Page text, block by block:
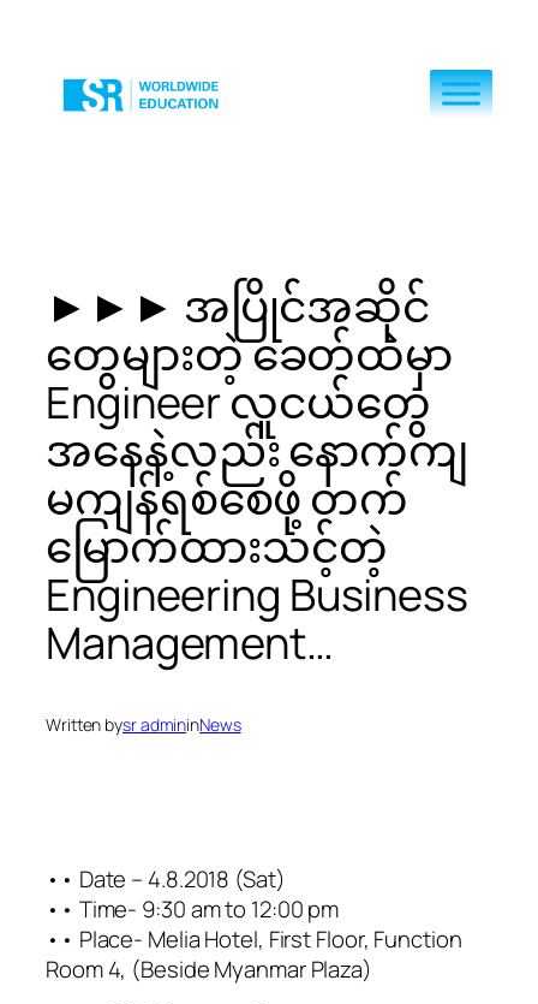
content
►►► အပြိုင်အဆိုင်
တွေများတဲ့ ခေတ်ထဲမှာ
Engineer လူငယ်တွေ
အနေနဲ့လည်း နောက်ကျ
မကျန်ရစ်စေဖို့ တက်
မြောက်ထားသင့်တဲ့
Engineering Business
Management…
Written bysr admininNews
•• Date – 4.8.2018 (Sat)
•• Time- 9:30 am to 12:00 pm
•• Place- Melia Hotel, First Floor, Function
Room 4, (Beside Myanmar Plaza)